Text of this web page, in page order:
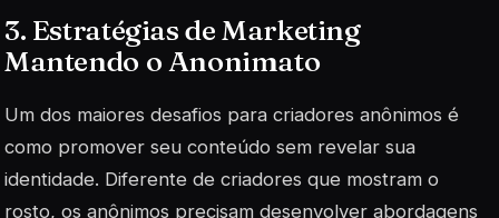
3. Estratégias de Marketing
Mantendo o Anonimato
Um dos maiores desafios para criadores anônimos é
como promover seu conteúdo sem revelar sua
identidade. Diferente de criadores que mostram o
rosto, os anônimos precisam desenvolver abordagens